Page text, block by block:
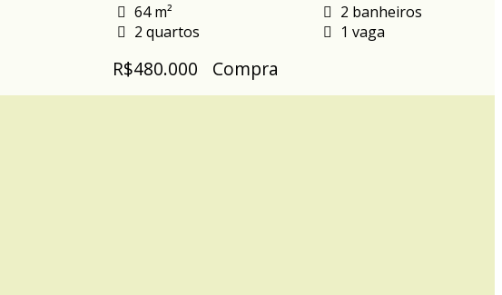
64 m²
2 banheiros
2 quartos
1 vaga
R$480.000 Compra